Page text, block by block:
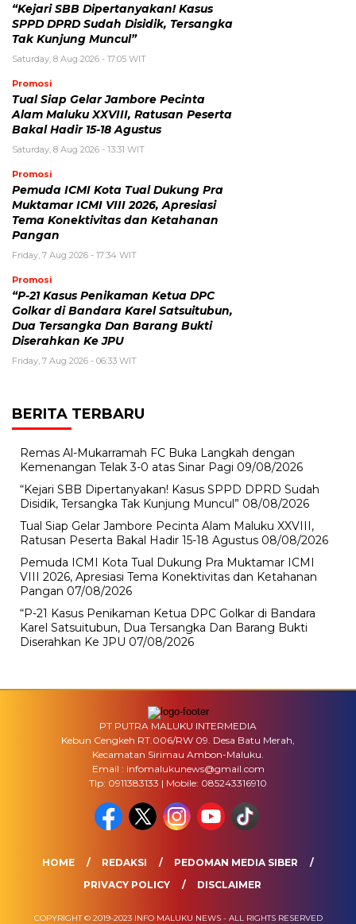
“Kejari SBB Dipertanyakan! Kasus
SPPD DPRD Sudah Disidik, Tersangka
Tak Kunjung Muncul”
Saturday, 8 Aug 2026 - 17:05 WIT
Promosi
Tual Siap Gelar Jambore Pecinta
Alam Maluku XXVIII, Ratusan Peserta
Bakal Hadir 15-18 Agustus
Saturday, 8 Aug 2026 - 13:31 WIT
Promosi
Pemuda ICMI Kota Tual Dukung Pra
Muktamar ICMI VIII 2026, Apresiasi
Tema Konektivitas dan Ketahanan
Pangan
Friday, 7 Aug 2026 - 17:34 WIT
Promosi
“P-21 Kasus Penikaman Ketua DPC
Golkar di Bandara Karel Satsuitubun,
Dua Tersangka Dan Barang Bukti
Diserahkan Ke JPU
Friday, 7 Aug 2026 - 06:33 WIT
BERITA TERBARU
Remas Al-Mukarramah FC Buka Langkah dengan
Kemenangan Telak 3-0 atas Sinar Pagi 09/08/2026
“Kejari SBB Dipertanyakan! Kasus SPPD DPRD Sudah
Disidik, Tersangka Tak Kunjung Muncul” 08/08/2026
Tual Siap Gelar Jambore Pecinta Alam Maluku XXVIII,
Ratusan Peserta Bakal Hadir 15-18 Agustus 08/08/2026
Pemuda ICMI Kota Tual Dukung Pra Muktamar ICMI
VIII 2026, Apresiasi Tema Konektivitas dan Ketahanan
Pangan 07/08/2026
“P-21 Kasus Penikaman Ketua DPC Golkar di Bandara
Karel Satsuitubun, Dua Tersangka Dan Barang Bukti
Diserahkan Ke JPU 07/08/2026
PT PUTRA MALUKU INTERMEDIA
Kebun Cengkeh RT.006/RW 09. Desa Batu Merah,
Kecamatan Sirimau Ambon-Maluku.
Email : infomalukunews@gmail.com
Tlp: 0911383133 | Mobile: 085243316910
HOME REDAKSI
PEDOMAN MEDIA SIBER
PRIVACY POLICY
DISCLAIMER
COPYRIGHT © 2019-2023 INFO MALUKU NEWS - ALL RIGHTS RESERVED